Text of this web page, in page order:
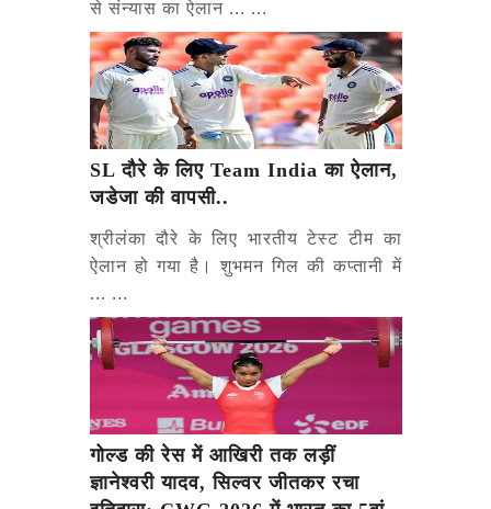
से संन्यास का ऐलान ... ...
SL दौरे के लिए Team India का ऐलान,
जडेजा की वापसी..
श्रीलंका दौरे के लिए भारतीय टेस्ट टीम का
ऐलान हो गया है। शुभमन गिल की कप्तानी में
... ...
गोल्ड की रेस में आखिरी तक लड़ीं
ज्ञानेश्वरी यादव, सिल्वर जीतकर रचा